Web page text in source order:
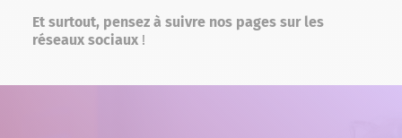
Et surtout, pensez à suivre nos pages sur les
réseaux sociaux !